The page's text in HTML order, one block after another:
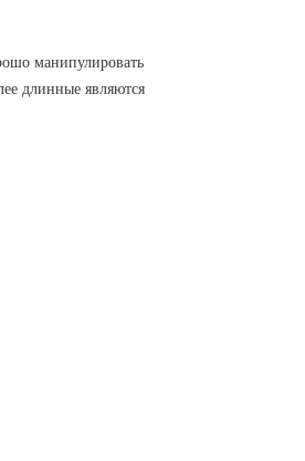
манипулировать
длинные являются